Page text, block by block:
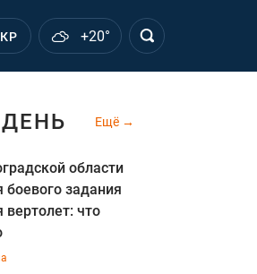
+20°
Ещё
области
боевого задания
вертолет: что